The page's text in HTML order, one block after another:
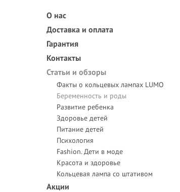
О нас
Доставка и оплата
Гарантия
Контакты
Статьи и обзоры
Факты о кольцевых лампах LUMO
Беременность и роды
Развитие ребенка
Здоровье детей
Питание детей
Психология
Fashion. Дети в моде
Красота и здоровье
Кольцевая лампа со штативом
Акции